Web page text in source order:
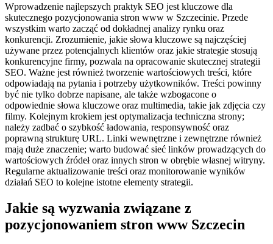
Wprowadzenie najlepszych praktyk SEO jest kluczowe dla
skutecznego pozycjonowania stron www w Szczecinie. Przede
wszystkim warto zacząć od dokładnej analizy rynku oraz
konkurencji. Zrozumienie, jakie słowa kluczowe są najczęściej
używane przez potencjalnych klientów oraz jakie strategie stosują
konkurencyjne firmy, pozwala na opracowanie skutecznej strategii
SEO. Ważne jest również tworzenie wartościowych treści, które
odpowiadają na pytania i potrzeby użytkowników. Treści powinny
być nie tylko dobrze napisane, ale także wzbogacone o
odpowiednie słowa kluczowe oraz multimedia, takie jak zdjęcia czy
filmy. Kolejnym krokiem jest optymalizacja techniczna strony;
należy zadbać o szybkość ładowania, responsywność oraz
poprawną strukturę URL. Linki wewnętrzne i zewnętrzne również
mają duże znaczenie; warto budować sieć linków prowadzących do
wartościowych źródeł oraz innych stron w obrębie własnej witryny.
Regularne aktualizowanie treści oraz monitorowanie wyników
działań SEO to kolejne istotne elementy strategii.
Jakie są wyzwania związane z
pozycjonowaniem stron www Szczecin